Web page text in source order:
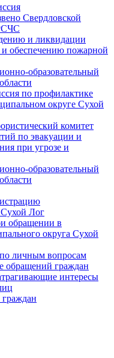
Свердловской
и ликвидации
обеспечению пожарной
образовательный
по профилактике
округе Сухой
комитет
по эвакуации и
при угрозе и
образовательный
Лог
обращении в
округа Сухой
личным вопросам
обращений граждан
интересы